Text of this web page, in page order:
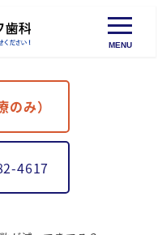
MENU
み）
4617